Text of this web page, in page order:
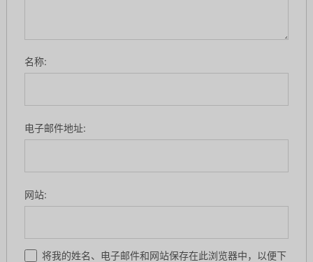
名称:
电子邮件地址:
网站:
将我的姓名、电子邮件和网站保存在此浏览器中，以便下